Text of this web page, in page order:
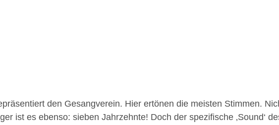
den Gesangverein. Hier ertönen die meisten Stimmen.
ist es ebenso: sieben Jahrzehnte! Doch der spezifische ‚Sound‘